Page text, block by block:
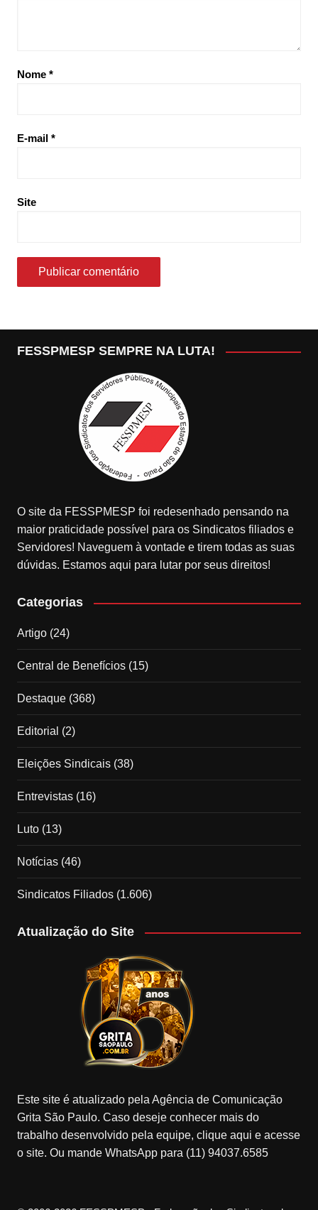
Nome *
E-mail *
Site
FESSPMESP SEMPRE NA LUTA!
O site da FESSPMESP foi redesenhado pensando na
maior praticidade possível para os Sindicatos filiados e
Servidores! Naveguem à vontade e tirem todas as suas
dúvidas. Estamos aqui para lutar por seus direitos!
Categorias
Artigo(24)
Central de Benefícios(15)
Destaque(368)
Editorial (2)
Eleições Sindicais(38)
Entrevistas(16)
Luto(13)
Notícias(46)
Sindicatos Filiados(1.606)
Atualização do Site
Este site é atualizado pela Agência de Comunicação
Grita São Paulo. Caso deseje conhecer mais do
trabalho desenvolvido pela equipe, clique aqui e acesse
o site. Ou mande WhatsApp para (11) 94037.6585